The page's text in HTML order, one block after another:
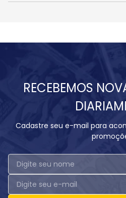
RECEBEMOS
Cadastre seu e-mail para